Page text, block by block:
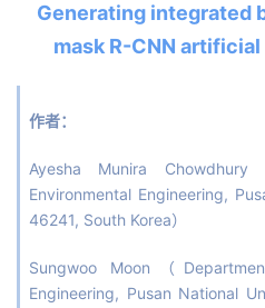
Generating integrated
mask R-CNN
作者：
Ayesha Munira
Environmental Engineering,
46241, South Korea）
Sungwoo Moon（
Engineering, Pusan National